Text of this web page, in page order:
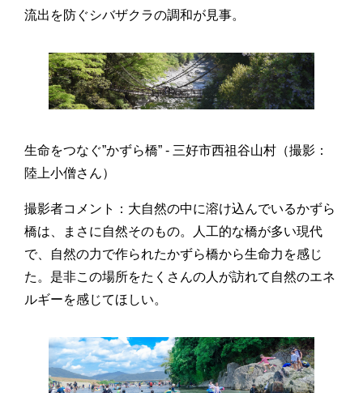
流出を防ぐシバザクラの調和が見事。
生命をつなぐ”かずら橋” - 三好市西祖谷山村（撮影：
陸上小僧さん）
撮影者コメント：大自然の中に溶け込んでいるかずら
橋は、まさに自然そのもの。人工的な橋が多い現代
で、自然の力で作られたかずら橋から生命力を感じ
た。是非この場所をたくさんの人が訪れて自然のエネ
ルギーを感じてほしい。